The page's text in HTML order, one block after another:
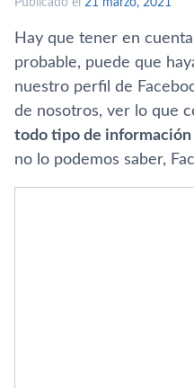
Publicado el 21 marzo, 2021
Hay que tener en
probable, puede que
nuestro perfil de
de nosotros, ver lo que
todo tipo de información
no lo podemos saber,